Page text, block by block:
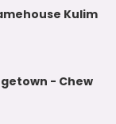
Kulim
- Chew